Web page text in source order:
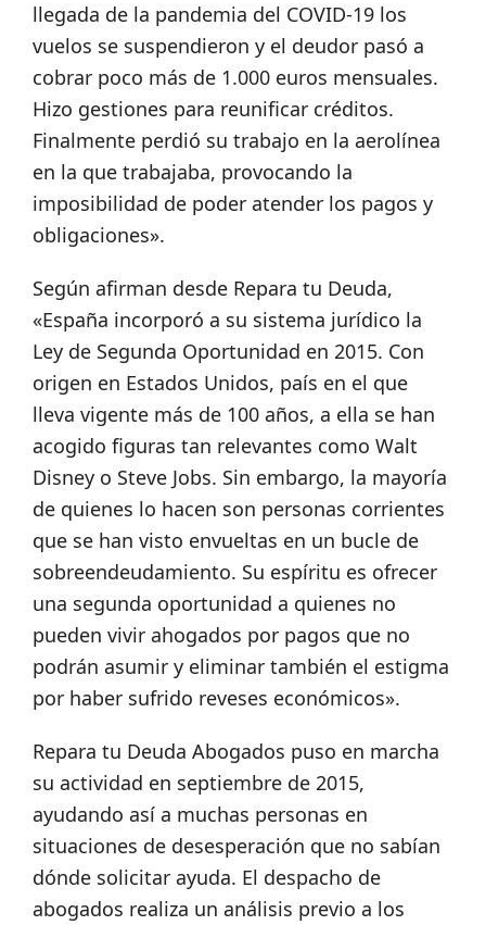
llegada de la pandemia del COVID-19 los
vuelos se suspendieron y el deudor pasó a
cobrar poco más de 1.000 euros mensuales.
Hizo gestiones para reunificar créditos.
Finalmente perdió su trabajo en la aerolínea
en la que trabajaba, provocando la
imposibilidad de poder atender los pagos y
obligaciones».
Según afirman desde Repara tu Deuda,
«España incorporó a su sistema jurídico la
Ley de Segunda Oportunidad en 2015. Con
origen en Estados Unidos, país en el que
lleva vigente más de 100 años, a ella se han
acogido figuras tan relevantes como Walt
Disney o Steve Jobs. Sin embargo, la mayoría
de quienes lo hacen son personas corrientes
que se han visto envueltas en un bucle de
sobreendeudamiento. Su espíritu es ofrecer
una segunda oportunidad a quienes no
pueden vivir ahogados por pagos que no
podrán asumir y eliminar también el estigma
por haber sufrido reveses económicos».
Repara tu Deuda Abogados puso en marcha
su actividad en septiembre de 2015,
ayudando así a muchas personas en
situaciones de desesperación que no sabían
dónde solicitar ayuda. El despacho de
abogados realiza un análisis previo a los